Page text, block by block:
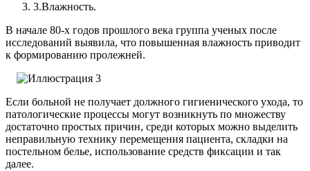
3.Влажность.
В начале 80-х годов прошлого века группа ученых после
исследований выявила, что повышенная влажность приводит
к формированию пролежней.
Если больной не получает должного гигиенического ухода, то
патологические процессы могут возникнуть по множеству
достаточно простых причин, среди которых можно выделить
неправильную технику перемещения пациента, складки на
постельном белье, использование средств фиксации и так
далее.